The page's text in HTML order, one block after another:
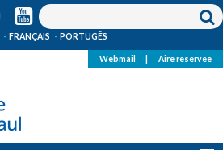
FRANÇAIS PORTUGÊS
Webmail Aire reservee